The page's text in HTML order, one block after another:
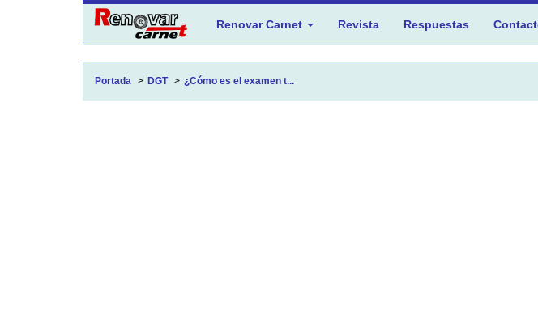
Renovar Carnet Revista Respuestas
Portada DGT ¿Cómo es el examen t...